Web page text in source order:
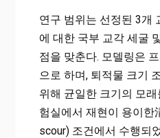
연구 범위는 선정된 3개
에 대한 국부 교각 세굴
점을 맞춘다. 모델링은
으로 하며, 퇴적물 크기
위해 균일한 크기의 모
험실에서 재현이 용이한
scour) 조건에서 수행되